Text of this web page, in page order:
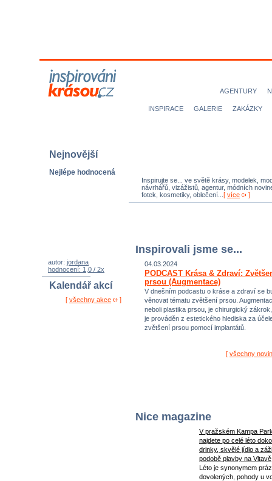
AGENTURY
INSPIRACE GALERIE ZAKÁZKY
Nejnovější
Nejlépe hodnocená
autor: jordana
hodnocení: 1,0 / 2x
Kalendář akcí
[ všechny akce ]
Inspirujte se... ve světě krásy, modelek,
návrhářů, vizážistů, agentur, módních
fotek, kosmetiky, oblečení... [ více ]
Inspirovali jsme se...
04.03.2024
PODCAST Krása & Zdraví:
prsou (Augmentace)
V dnešním podcastu o kráse a zdraví se
věnovat tématu zvětšení prsou.
neboli plastika prsou, je chirurgický
je prováděn z estetického hlediska za
zvětšení prsou pomocí implantátů.
[ všechny
Nice magazine
V pražském Kampa
najdete po celé léto
drinky, skvělé jídlo a
podobě plavby na Vltavě
Léto je synonymem
dovolených, pohody u